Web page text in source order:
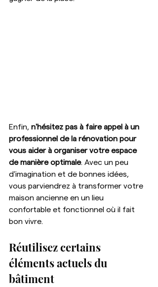
Enfin, n'hésitez pas à faire appel à un
professionnel de la rénovation pour
vous aider à organiser votre espace
de manière optimale. Avec un peu
d'imagination et de bonnes idées,
vous parviendrez à transformer votre
maison ancienne en un lieu
confortable et fonctionnel où il fait
bon vivre.
Réutilisez certains
éléments actuels du
bâtiment